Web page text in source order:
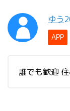
ゆう
APP
誰でも歓迎